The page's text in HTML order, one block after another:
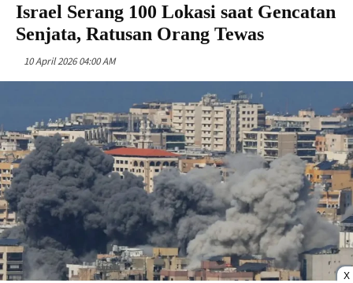
Israel Serang 100 Lokasi saat Gencatan
Senjata, Ratusan Orang Tewas
10 April 2026 04:00 AM
X